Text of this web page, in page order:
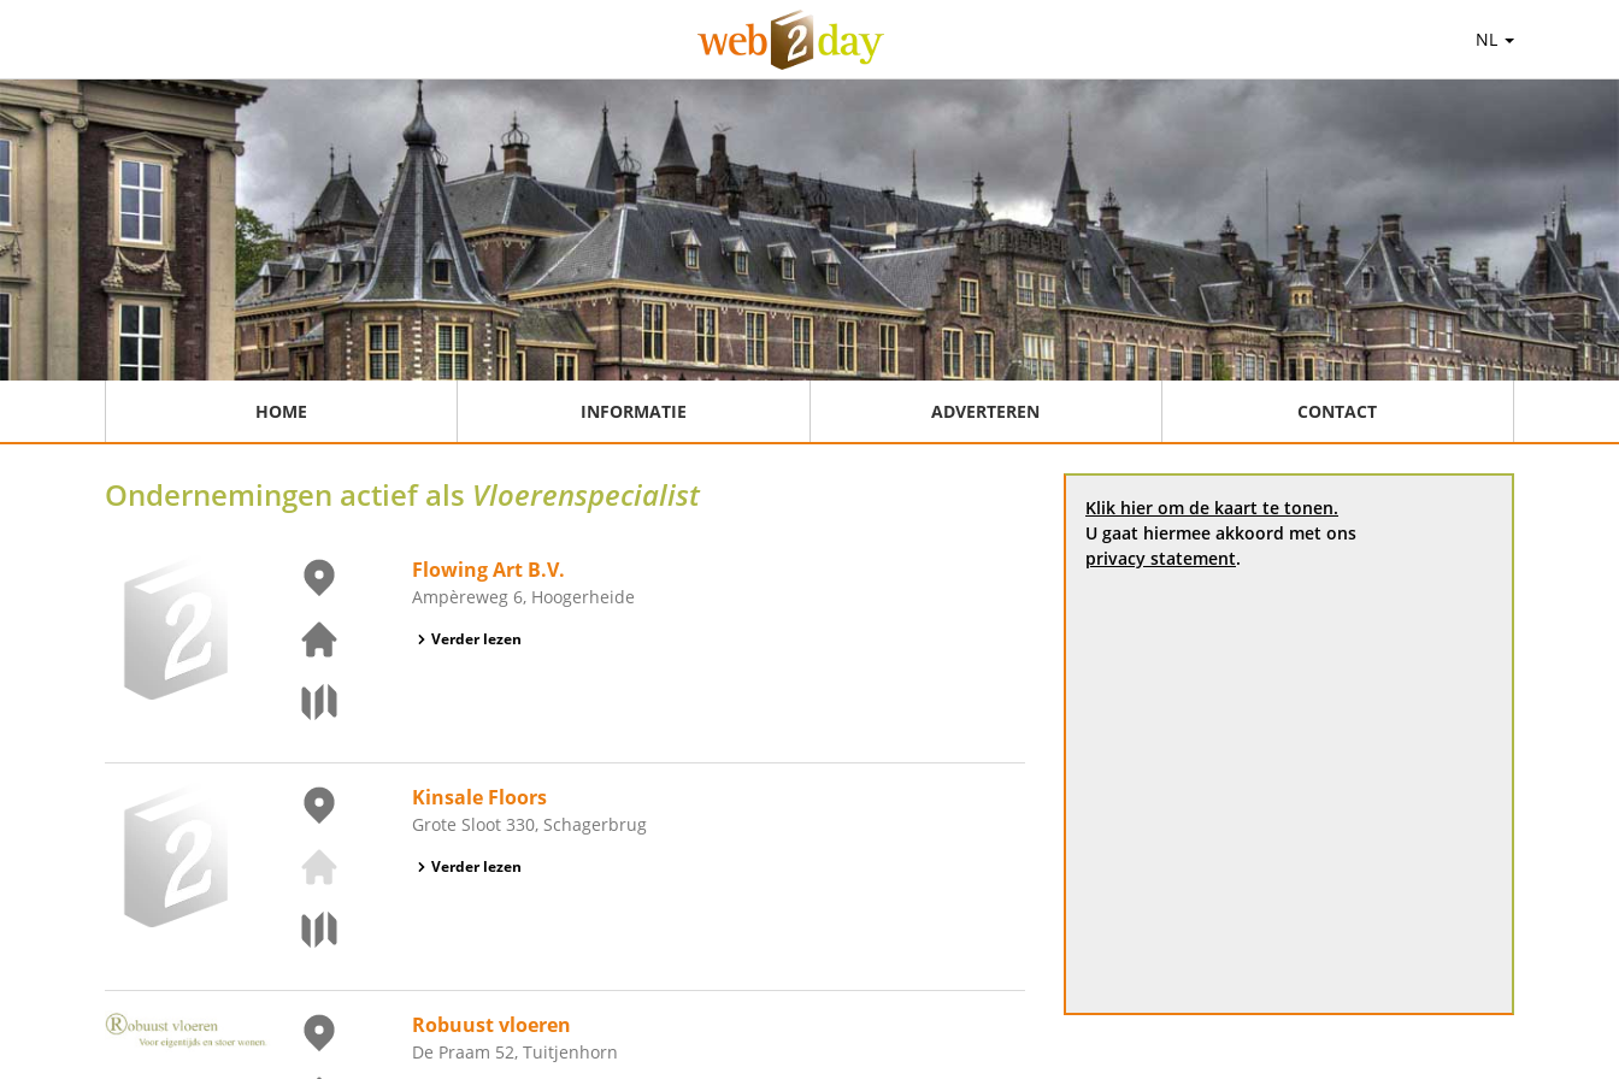
NL
HOME INFORMATIE ADVERTEREN CONTACT
Ondernemingen actief als Vloerenspecialist
Flowing Art B.V.
Ampèreweg 6, Hoogerheide
Verder lezen
Kinsale Floors
Grote Sloot 330, Schagerbrug
Verder lezen
Robuust vloeren
De Praam 52, Tuitjenhorn
Klik hier om de kaart te tonen.
U gaat hiermee akkoord met ons
privacy statement.